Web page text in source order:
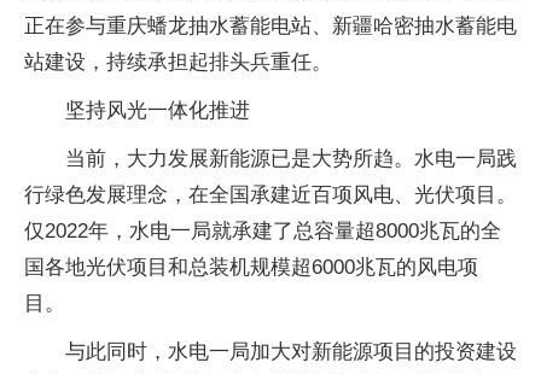
正在参与重庆蟠龙抽水蓄能电站、新疆哈密抽水蓄能电
站建设，持续承担起排头兵重任。
坚持风光一体化推进
当前，大力发展新能源已是大势所趋。水电一局践
行绿色发展理念，在全国承建近百项风电、光伏项目。
仅2022年，水电一局就承建了总容量超8000兆瓦的全
国各地光伏项目和总装机规模超6000兆瓦的风电项
目。
与此同时，水电一局加大对新能源项目的投资建设